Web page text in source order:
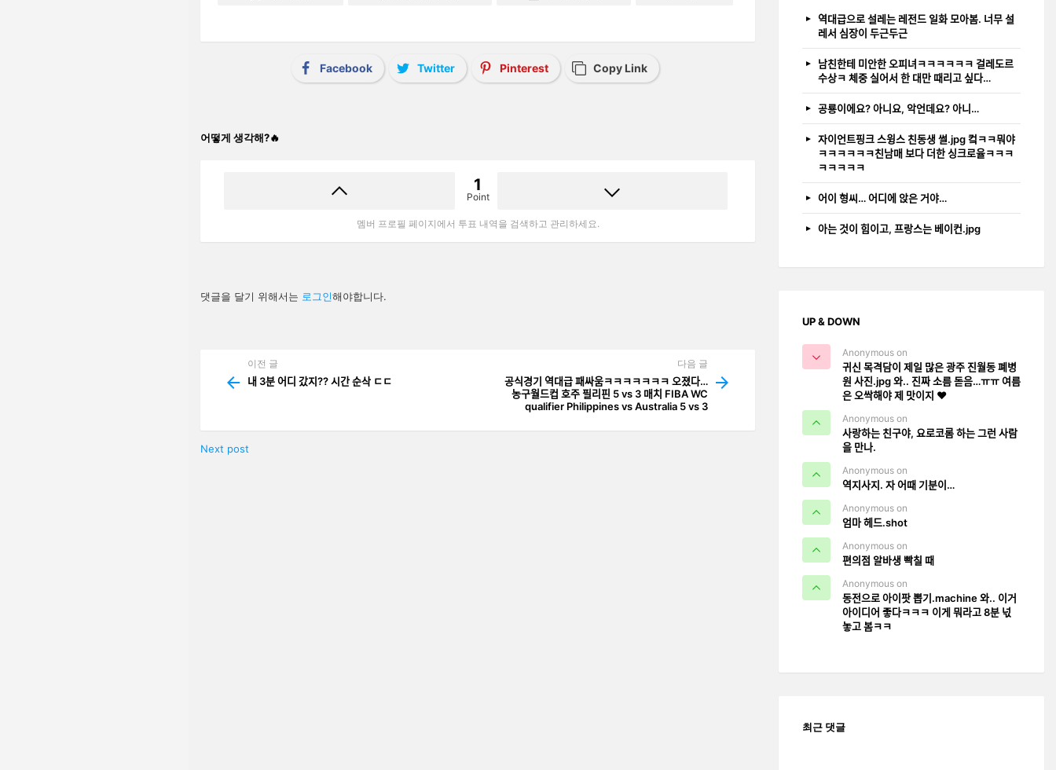
Facebook Twitter Pinterest Copy Link
어떻게 생각해?🔥
1
Point
멤버 프로필 페이지에서 투표 내역을 검색하고 관리하세요.
답
글
댓글을 달기 위해서는 로그인해야합니다.
more
이전 글
내 3분 어디 갔지?? 시간 순삭 ㄷㄷ
다음 글
공식경기 역대급 패싸움ㅋㅋㅋㅋㅋㅋㅋ 오졌다…
농구월드컵 호주 필리핀 5 vs 3 매치 FIBA WC
qualifier Philippines vs Australia 5 vs 3
Next post
역대급으로 설레는 레전드 일화 모아봄. 너무 설
레서 심장이 두근두근
남친한테 미안한 오피녀ㅋㅋㅋㅋㅋㅋ 걸레도르
수상ㅋ 체중 실어서 한 대만 때리고 싶다…
공룡이에요? 아니요, 악언데요? 아니…
자이언트핑크 스윙스 친동생 썰.jpg 컼ㅋㅋ뭐야
ㅋㅋㅋㅋㅋㅋ친남매 보다 더한 싱크로율ㅋㅋㅋ
ㅋㅋㅋㅋㅋ
어이 형씨… 어디에 앉은 거야…
아는 것이 힘이고, 프랑스는 베이컨.jpg
UP & DOWN
Anonymous on
귀신 목격담이 제일 많은 광주 진월동 폐병
원 사진.jpg 와.. 진짜 소름 돋음…ㅠㅠ 여름
은 오싹해야 제 맛이지 ❤️
Anonymous on
사랑하는 친구야, 요로코롬 하는 그런 사람
을 만나.
Anonymous on
역지사지. 자 어때 기분이…
Anonymous on
엄마 헤드.shot
Anonymous on
편의점 알바생 빡칠 때
Anonymous on
동전으로 아이팟 뽑기.machine 와.. 이거
아이디어 좋다ㅋㅋㅋ 이게 뭐라고 8분 넋
놓고 봄ㅋㅋ
최근 댓글